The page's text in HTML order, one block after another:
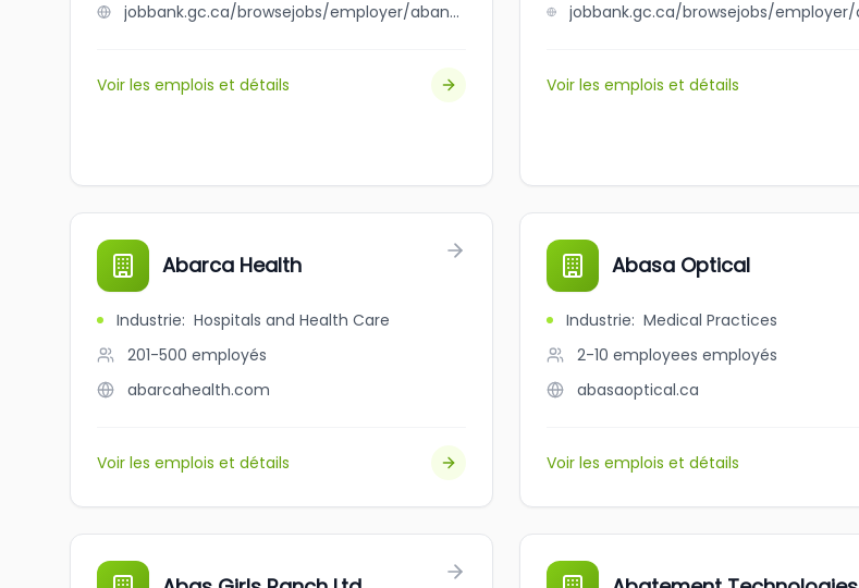
jobbank.gc.ca/browsejobs/employer/aban+cpa+inc./ca
Voir les emplois et détails Voir les emplois et détails
Abarca Health
Industrie: Hospitals and Health Care
201-500 employés
abarcahealth.com
Voir les emplois et détails
Abasa Optical
Industrie: Medical Practices
2-10 employees employés
abasaoptical.ca
Voir les emplois et détails